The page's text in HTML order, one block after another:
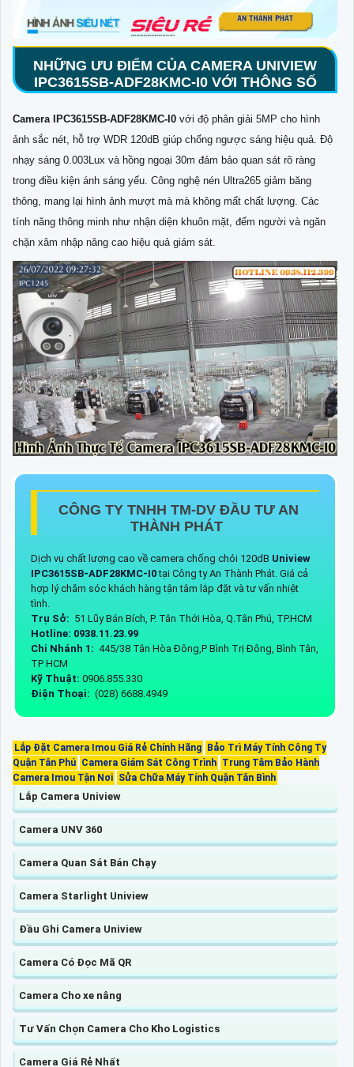
NHỮNG ƯU ĐIỂM CỦA CAMERA UNIVIEW
IPC3615SB-ADF28KMC-I0 VỚI THÔNG SỐ
Camera IPC3615SB-ADF28KMC-I0 với độ phân giải 5MP cho hình
ảnh sắc nét, hỗ trợ WDR 120dB giúp chống ngược sáng hiệu quả. Độ
nhạy sáng 0.003Lux và hồng ngoại 30m đảm bảo quan sát rõ ràng
trong điều kiện ánh sáng yếu. Công nghệ nén Ultra265 giảm băng
thông, mang lại hình ảnh mượt mà mà không mất chất lượng. Các
tính năng thông minh như nhận diện khuôn mặt, đếm người và ngăn
chặn xâm nhập nâng cao hiệu quả giám sát.
CÔNG TY TNHH TM-DV ĐẦU TƯ AN
THÀNH PHÁT
Dịch vụ chất lượng cao về camera chống chói 120dB Uniview
IPC3615SB-ADF28KMC-I0tại Công ty An Thành Phát. Giá cả
hợp lý chăm sóc khách hàng tận tâm lắp đặt và tư vấn nhiệt
tình.
Trụ Sở: 51 Lũy Bán Bích, P. Tân Thới Hòa, Q.Tân Phú, TP.HCM
Hotline: 0938.11.23.99
Chi Nhánh 1: 445/38 Tân Hòa Đông,P Bình Trị Đông, Bình Tân,
TP HCM
Kỹ Thuật: 0906.855.330
Điện Thoại: (028) 6688.4949
Lắp Đặt Camera Imou Giá Rẻ Chính Hãng Bảo Trì Máy Tính Công Ty
Quận Tân Phú Camera Giám Sát Công Trình Trung Tâm Bảo Hành
Camera Imou Tận Nơi Sửa Chữa Máy Tính Quận Tân Bình
Lắp Camera Uniview
Camera UNV 360
Camera Quan Sát Bán Chạy
Camera Starlight Uniview
Đầu Ghi Camera Uniview
Camera Có Đọc Mã QR
Camera Cho xe nâng
Tư Vấn Chọn Camera Cho Kho Logistics
Camera Giá Rẻ Nhất